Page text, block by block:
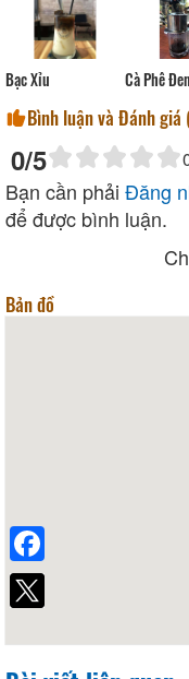
Bạc Xỉu Cà Phê Đen
Bình luận và Đánh giá
0/5
Bạn cần phải Đăng
để được bình luận.
Bản đồ
Facebook